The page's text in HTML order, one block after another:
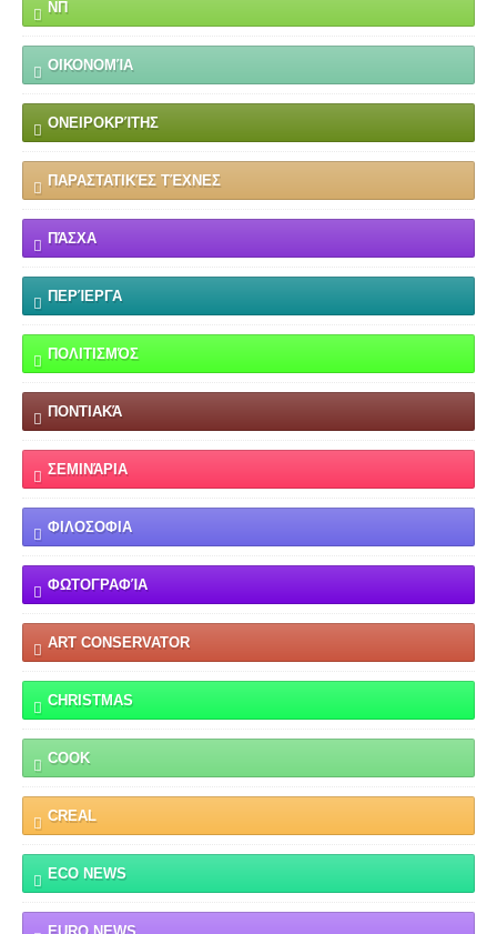
ΝΠ
ΟΙΚΟΝΟΜΊΑ
ΟΝΕΙΡΟΚΡΊΤΗΣ
ΠΑΡΑΣΤΑΤΙΚΈΣ ΤΈΧΝΕΣ
ΠΆΣΧΑ
ΠΕΡΊΕΡΓΑ
ΠΟΛΙΤΙΣΜΌΣ
ΠΟΝΤΙΑΚΆ
ΣΕΜΙΝΆΡΙΑ
ΦΙΛΟΣΟΦΙΑ
ΦΩΤΟΓΡΑΦΊΑ
ART CONSERVATOR
CHRISTMAS
COOK
CREAL
ECO NEWS